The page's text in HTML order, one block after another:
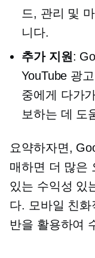
드, 관리 및
니다.
추가 지원 :
YouTube 광
중에게 다가
보하는 데 도
요약하자면,
매하면 더 많은
있는 수익성 있
다. 모바일 친화
반을 활용하여